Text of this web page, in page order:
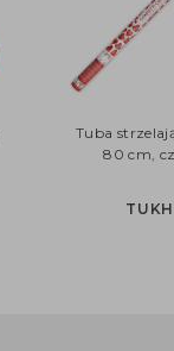
Tuba
80 cm,